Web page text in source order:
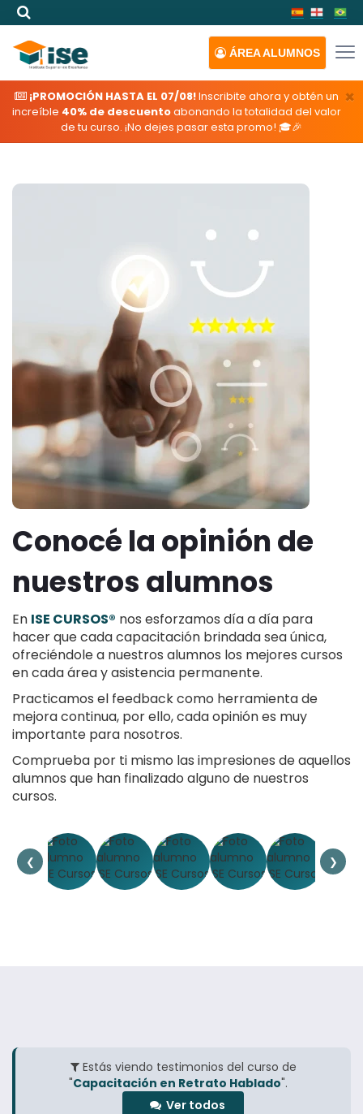
ÁREAALUMNOS
×
¡PROMOCIÓN HASTA EL 07/08!Inscribite ahora y obtén un
increíble 40% de descuentoabonando la totalidad del valor
de tu curso. ¡No dejes pasar esta promo! 🎓🎉
Conocé la opinión de
nuestros alumnos
En ISE CURSOS® nos esforzamos día a día para
hacer que cada capacitación brindada sea única,
ofreciéndole a nuestros alumnos los mejores cursos
en cada área y asistencia permanente.
Practicamos el feedback como herramienta de
mejora continua, por ello, cada opinión es muy
importante para nosotros.
Comprueba por ti mismo las impresiones de aquellos
alumnos que han finalizado alguno de nuestros
cursos.
❮ ❯
Estás viendo testimonios del curso de
"Capacitación en Retrato Hablado".
Ver todos